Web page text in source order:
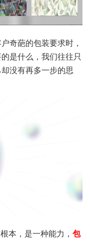
奇葩的包装要求时，
是什么，我们往往只
没有再多一步的思
本，是一种能力， 包